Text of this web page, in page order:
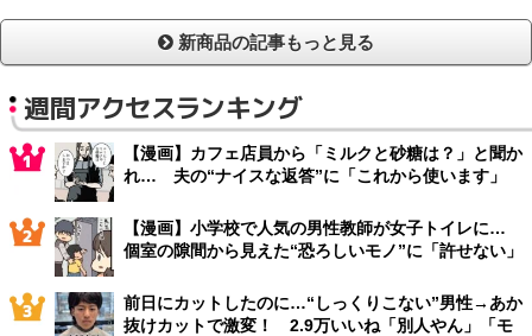
新商品の記事もっと見る
週間アクセスランキング
【漫画】カフェ店員から「ミルクと砂糖は？」と聞か
れ… 夫の“ナイスな返答”に「これから使います」
【漫画】小学校で人気の男性教師が女子トイレに…
個室の隙間から見えた“恐ろしいモノ”に「許せない」
前日にカットしたのに…“しっくりこない”男性→あか
抜けカットで激変！ 2.9万いいね「別人やん」「モ